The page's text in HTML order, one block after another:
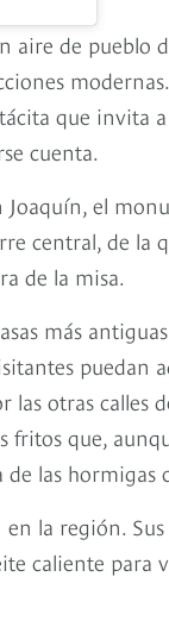
aire de pueblo
que invita
cuenta.
el
central, de la
de la misa.
más
puedan
otras calles
fritos que,
las hormigas
la región.
caliente para